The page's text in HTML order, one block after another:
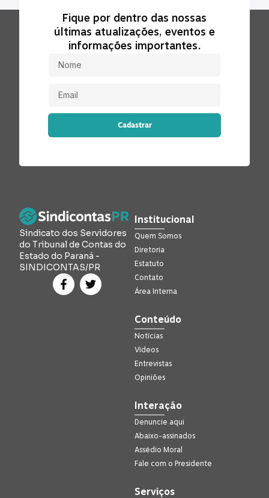
Fique por dentro das nossas
últimas atualizações, eventos e
informações importantes.
Cadastrar
Sindicato dos Servidores
do Tribunal de Contas do
Estado do Paraná -
SINDICONTAS/PR
Institucional
Quem Somos
Diretoria
Estatuto
Contato
Área Interna
Conteúdo
Notícias
Vídeos
Entrevistas
Opiniões
Interação
Denuncie aqui
Abaixo-assinados
Assédio Moral
Fale com o Presidente
Serviços